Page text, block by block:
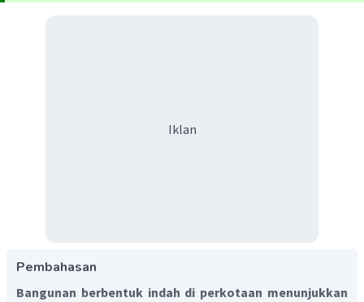
Iklan
Pembahasan
Bangunan berbentuk indah di perkotaan menunjukkan